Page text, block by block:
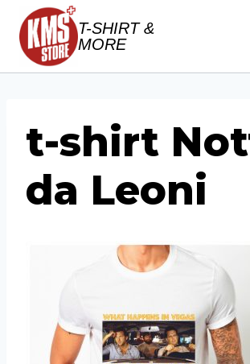
Salta
contenuto
T-SHIRT &
MORE
t-shirt
da Leoni